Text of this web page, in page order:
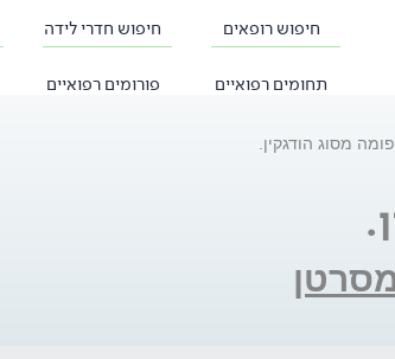
חיפוש רופאים חיפוש חדרי לידה
תחומים רפואיים פורומים רפואיים
מסוג הודגקין.